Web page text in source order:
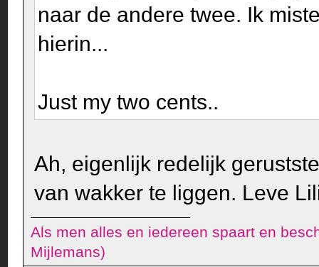
naar de andere twee. Ik
hierin...
Just my two cents..
Ah, eigenlijk redelijk
van wakker te liggen. Leve
Als men alles en iedereen spaart en
Mijlemans)